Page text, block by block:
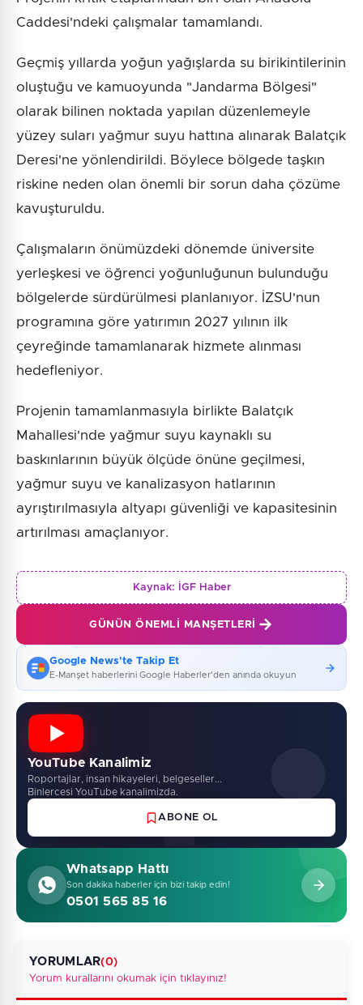
Caddesi'ndeki çalışmalar tamamlandı.
Geçmiş yıllarda yoğun yağışlarda su birikintilerinin
oluştuğu ve kamuoyunda "Jandarma Bölgesi"
olarak bilinen noktada yapılan düzenlemeyle
yüzey suları yağmur suyu hattına alınarak Balatçık
Deresi'ne yönlendirildi. Böylece bölgede taşkın
riskine neden olan önemli bir sorun daha çözüme
kavuşturuldu.
Çalışmaların önümüzdeki dönemde üniversite
yerleşkesi ve öğrenci yoğunluğunun bulunduğu
bölgelerde sürdürülmesi planlanıyor. İZSU'nun
programına göre yatırımın 2027 yılının ilk
çeyreğinde tamamlanarak hizmete alınması
hedefleniyor.
Projenin tamamlanmasıyla birlikte Balatçık
Mahallesi'nde yağmur suyu kaynaklı su
baskınlarının büyük ölçüde önüne geçilmesi,
yağmur suyu ve kanalizasyon hatlarının
ayrıştırılmasıyla altyapı güvenliği ve kapasitesinin
artırılması amaçlanıyor.
Kaynak: İGF Haber
GÜNÜN ÖNEMLI MANŞETLERI
Google News'te Takip Et
E-Manşet haberlerini Google Haberler'den anında okuyun
YouTube Kanalimiz
Roportajlar, insan hikayeleri, belgeseller...
Binlercesi YouTube kanalimizda.
ABONE OL
Whatsapp Hattı
Son dakika haberler için bizi takip edin!
0501 565 85 16
YORUMLAR(0)
Yorum kurallarını okumak için tıklayınız!